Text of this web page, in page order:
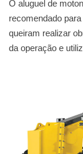
O aluguel de
recomendado
queiram realizar
da operação e